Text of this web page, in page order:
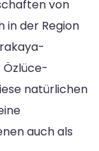
von
in der Region
Özlüce-
natürlichen
auch als